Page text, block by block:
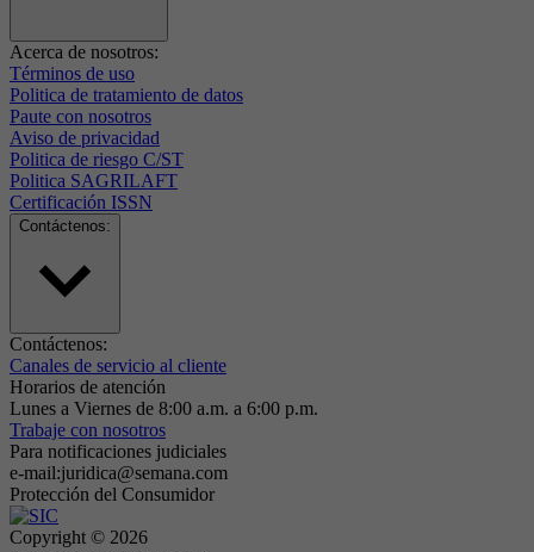
Acerca de nosotros:
Términos de uso
Politica de tratamiento de datos
Paute con nosotros
Aviso de privacidad
Politica de riesgo C/ST
Politica SAGRILAFT
Certificación ISSN
Contáctenos:
Contáctenos:
Canales de servicio al cliente
Horarios de atención
Lunes a Viernes de 8:00 a.m. a 6:00 p.m.
Trabaje con nosotros
Para notificaciones judiciales
e-mail:juridica@semana.com
Protección del Consumidor
Copyright © 2026